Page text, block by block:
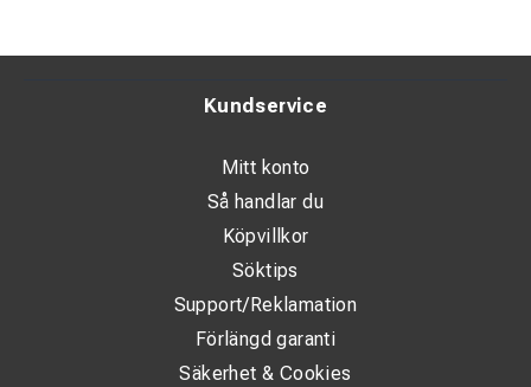
Kundservice
Mitt konto
Så handlar du
Köpvillkor
Söktips
Support/Reklamation
Förlängd garanti
Säkerhet & Cookies